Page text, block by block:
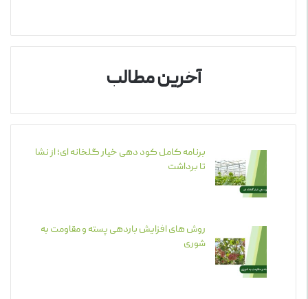
آخرین مطالب
برنامه کامل کود دهی خیار گلخانه ای؛ از نشا
تا برداشت
روش های افزایش باردهی پسته و مقاومت به
شوری